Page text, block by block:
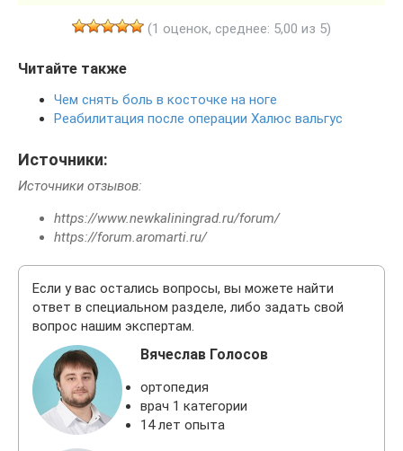
(1 оценок, среднее: 5,00 из 5)
Читайте также
Чем снять боль в косточке на ноге
Реабилитация после операции Халюс вальгус
Источники:
Источники отзывов:
https://www.newkaliningrad.ru/forum/
https://forum.aromarti.ru/
Если у вас остались вопросы, вы можете найти
ответ в специальном разделе, либо задать свой
вопрос нашим экспертам.
Вячеслав Голосов
ортопедия
врач 1 категории
14 лет опыта